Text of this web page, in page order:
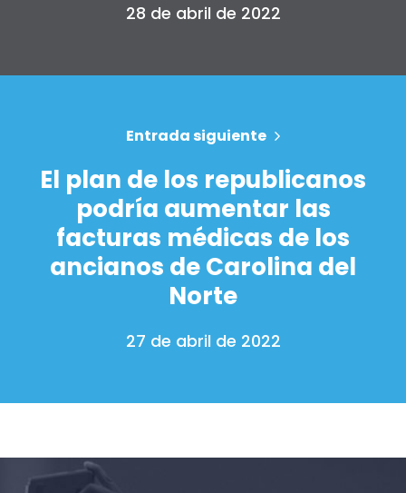
28 de abril de 2022
Entrada siguiente
El plan de los republicanos
podría aumentar las
facturas médicas de los
ancianos de Carolina del
Norte
27 de abril de 2022